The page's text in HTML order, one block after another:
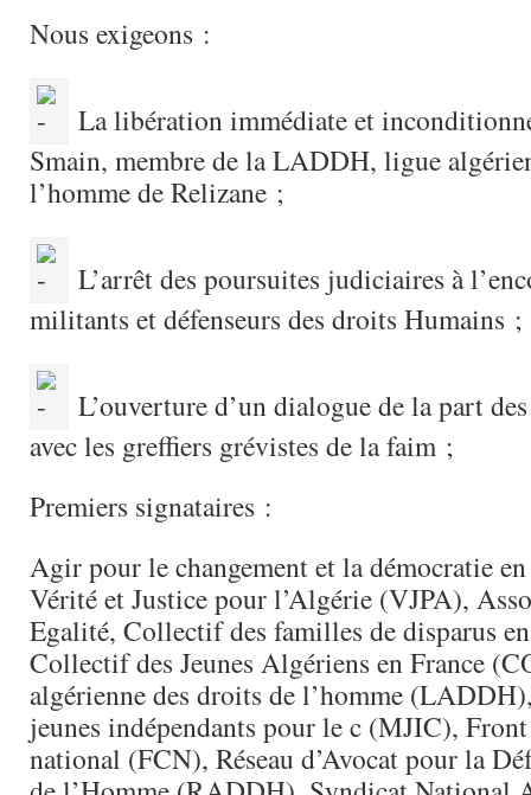
Nous exigeons :
La libération immédiate et
Smain, membre de la LADDH, ligue
l’homme de Relizane ;
L’arrêt des poursuites judiciaires à
militants et défenseurs des droits Humains ;
L’ouverture d’un dialogue de la part
avec les greffiers grévistes de la faim ;
Premiers signataires :
Agir pour le changement et la démocratie
Vérité et Justice pour l’Algérie (VJPA),
Egalité, Collectif des familles de disparus
Collectif des Jeunes Algériens en France
algérienne des droits de l’homme
jeunes indépendants pour le c (MJIC),
national (FCN), Réseau d’Avocat pour la